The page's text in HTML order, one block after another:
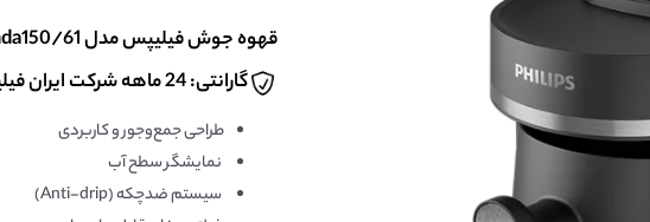
قهوه جوش فیلیپس مدل hda150/61 رنگ استیل
گارانتی: 24 ماهه شرکت ایران فیلیپس
طراحی جمع‌وجور و کاربردی
نمایشگر سطح آب
سیستم ضدچکه (Anti-drip)